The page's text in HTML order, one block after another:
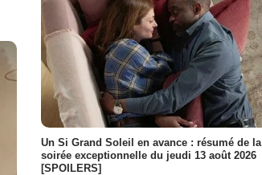
Un Si Grand Soleil en avance : résumé de la
soirée exceptionnelle du jeudi 13 août 2026
[SPOILERS]